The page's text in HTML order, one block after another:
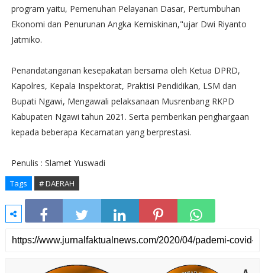
program yaitu, Pemenuhan Pelayanan Dasar, Pertumbuhan
Ekonomi dan Penurunan Angka Kemiskinan,"ujar Dwi Riyanto
Jatmiko.
Penandatanganan kesepakatan bersama oleh Ketua DPRD,
Kapolres, Kepala Inspektorat, Praktisi Pendidikan, LSM dan
Bupati Ngawi, Mengawali pelaksanaan Musrenbang RKPD
Kabupaten Ngawi tahun 2021. Serta pemberikan penghargaan
kepada beberapa Kecamatan yang berprestasi.
Penulis : Slamet Yuswadi
Tags # DAERAH